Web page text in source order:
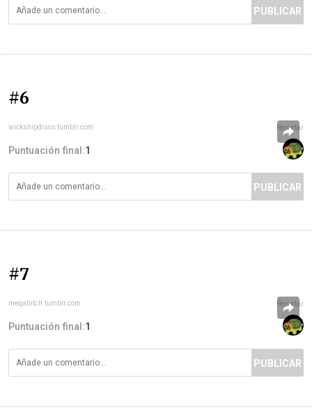
PUBLICAR
#6
wickshipdisco.tumblr.com Reportar
Puntuación final:1
PUBLICAR
#7
meqabitch.tumblr.com Reportar
Puntuación final:1
PUBLICAR